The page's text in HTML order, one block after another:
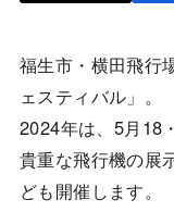
福生市・横田飛行
ェスティバル」。
2024年は、5月18
貴重な飛行機の展
ども開催します。